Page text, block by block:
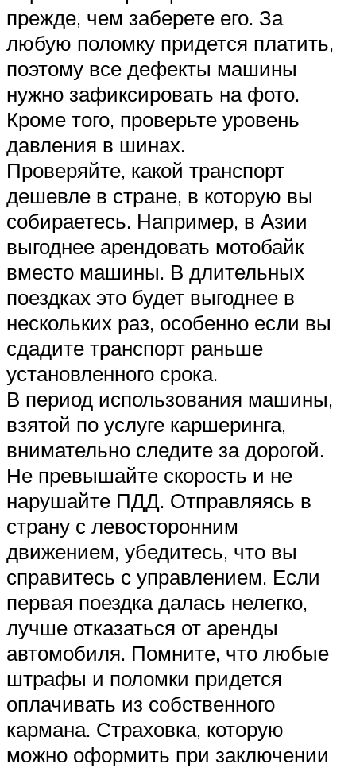
прежде, чем заберете его. За
любую поломку придется платить,
поэтому все дефекты машины
нужно зафиксировать на фото.
Кроме того, проверьте уровень
давления в шинах.
Проверяйте, какой транспорт
дешевле в стране, в которую вы
собираетесь. Например, в Азии
выгоднее арендовать мотобайк
вместо машины. В длительных
поездках это будет выгоднее в
нескольких раз, особенно если вы
сдадите транспорт раньше
установленного срока.
В период использования машины,
взятой по услуге каршеринга,
внимательно следите за дорогой.
Не превышайте скорость и не
нарушайте ПДД. Отправляясь в
страну с левосторонним
движением, убедитесь, что вы
справитесь с управлением. Если
первая поездка далась нелегко,
лучше отказаться от аренды
автомобиля. Помните, что любые
штрафы и поломки придется
оплачивать из собственного
кармана. Страховка, которую
можно оформить при заключении